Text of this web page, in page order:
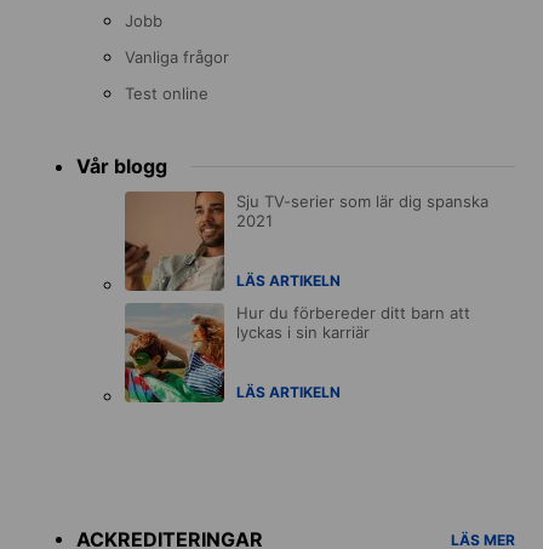
Jobb
Vanliga frågor
Test online
Vår blogg
Sju TV-serier som lär dig spanska
2021
LÄS ARTIKELN
Hur du förbereder ditt barn att
lyckas i sin karriär
LÄS ARTIKELN
ACKREDITERINGAR
LÄS MER